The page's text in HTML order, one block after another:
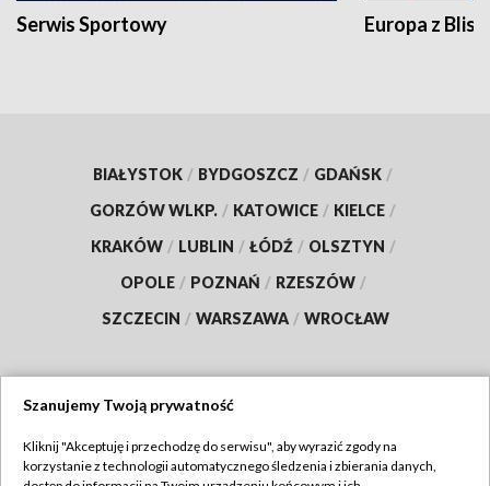
Serwis Sportowy Europa z
BIAŁYSTOK / BYDGOSZCZ / GDAŃSK /
GORZÓW WLKP. / KATOWICE / KIELCE /
KRAKÓW / LUBLIN / ŁÓDŹ / OLSZTYN /
OPOLE / POZNAŃ / RZESZÓW /
SZCZECIN / WARSZAWA / WROCŁAW
TVP
Szanujemy Twoją prywatność
Kliknij "Akceptuję i przechodzę do serwisu", aby wyrazić zgody na
korzystanie z technologii automatycznego śledzenia i zbierania danych,